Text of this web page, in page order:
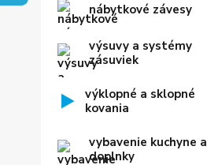
nábytkové závesy
výsuvy a systémy
zásuviek
výklopné a sklopné
kovania
vybavenie kuchyne a
doplnky